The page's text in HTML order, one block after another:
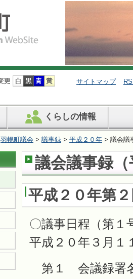
サイトマップ
くらしの情報
羽幌町議会 > 議事録 > 平成２０年 > 議会議
議会議事録
平成２０年第
〇議事日程（第１
平成２０年３月
第１ 会議録署